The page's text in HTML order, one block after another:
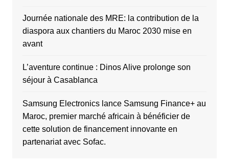
Journée nationale des MRE: la contribution de la
diaspora aux chantiers du Maroc 2030 mise en
avant
L’aventure continue : Dinos Alive prolonge son
séjour à Casablanca
Samsung Electronics lance Samsung Finance+ au
Maroc, premier marché africain à bénéficier de
cette solution de financement innovante en
partenariat avec Sofac.